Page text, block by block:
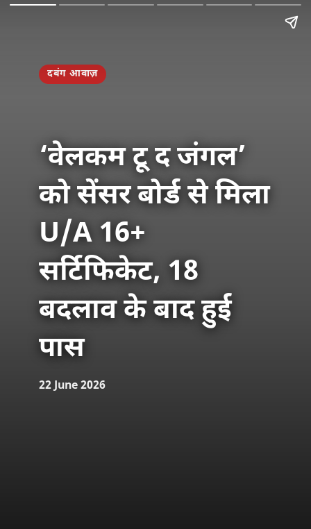
दबंग आवाज़
‘वेलकम टू द जंगल’
को सेंसर बोर्ड से मिला
U/A 16+
सर्टिफिकेट, 18
बदलाव के बाद हुई
पास
22 June 2026